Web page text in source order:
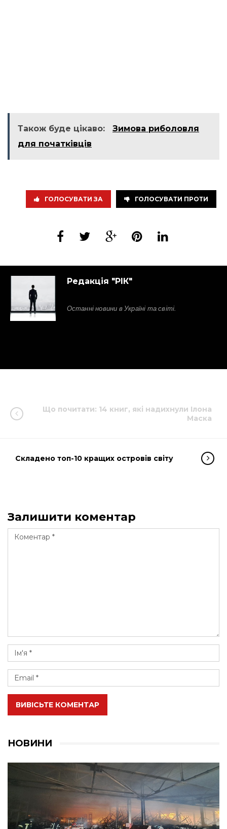
Також буде цікаво:
Зимова риболовля
для початківців
ГОЛОСУВАТИ ЗА ГОЛОСУВАТИ ПРОТИ
Редакція "РІК"
Останні новини в Україні та світі.
Що почитати: 14 книг, які надихнули Ілона
Маска
Складено топ-10 кращих островів світу
Залишити коментар
ВИВІСЬТЕ КОМЕНТАР
НОВИНИ